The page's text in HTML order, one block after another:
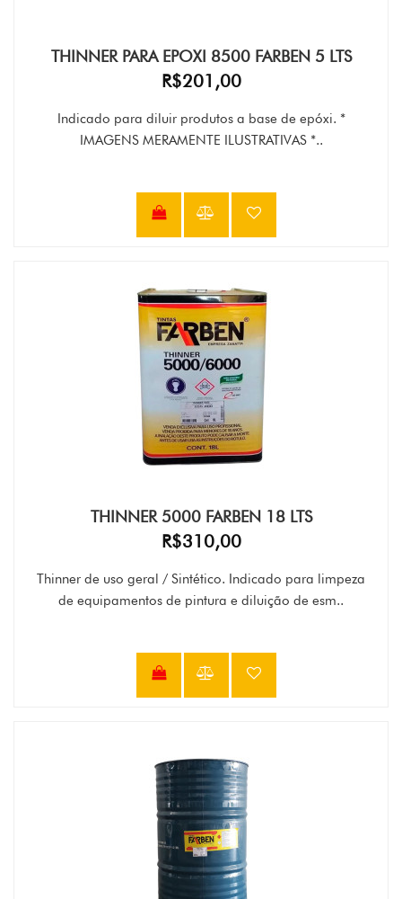
THINNER PARA EPOXI 8500 FARBEN 5 LTS
R$201,00
Indicado para diluir produtos a base de epóxi. *
IMAGENS MERAMENTE ILUSTRATIVAS *..
THINNER 5000 FARBEN 18 LTS
R$310,00
Thinner de uso geral / Sintético. Indicado para limpeza
de equipamentos de pintura e diluição de esm..